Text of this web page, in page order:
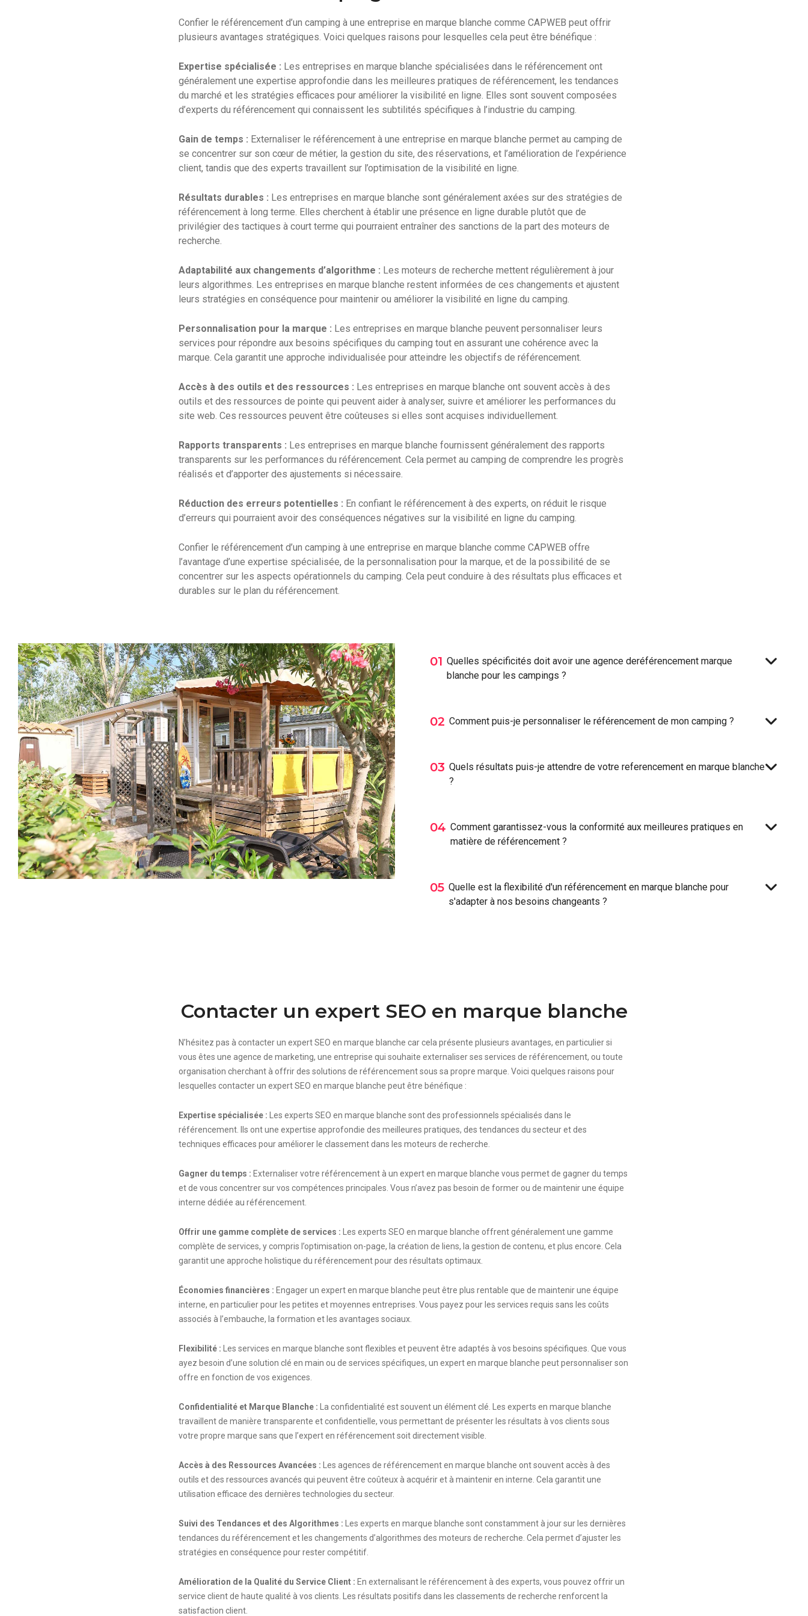
Confier le référencement d’un camping à une entreprise en marque blanche comme CAPWEB peut offrir
plusieurs avantages stratégiques. Voici quelques raisons pour lesquelles cela peut être bénéfique :
Expertise spécialisée : Les entreprises en marque blanche spécialisées dans le référencement ont
généralement une expertise approfondie dans les meilleures pratiques de référencement, les tendances
du marché et les stratégies efficaces pour améliorer la visibilité en ligne. Elles sont souvent composées
d’experts du référencement qui connaissent les subtilités spécifiques à l’industrie du camping.
Gain de temps : Externaliser le référencement à une entreprise en marque blanche permet au camping de
se concentrer sur son cœur de métier, la gestion du site, des réservations, et l’amélioration de l’expérience
client, tandis que des experts travaillent sur l’optimisation de la visibilité en ligne.
Résultats durables : Les entreprises en marque blanche sont généralement axées sur des stratégies de
référencement à long terme. Elles cherchent à établir une présence en ligne durable plutôt que de
privilégier des tactiques à court terme qui pourraient entraîner des sanctions de la part des moteurs de
recherche.
Adaptabilité aux changements d’algorithme : Les moteurs de recherche mettent régulièrement à jour
leurs algorithmes. Les entreprises en marque blanche restent informées de ces changements et ajustent
leurs stratégies en conséquence pour maintenir ou améliorer la visibilité en ligne du camping.
Personnalisation pour la marque : Les entreprises en marque blanche peuvent personnaliser leurs
services pour répondre aux besoins spécifiques du camping tout en assurant une cohérence avec la
marque. Cela garantit une approche individualisée pour atteindre les objectifs de référencement.
Accès à des outils et des ressources : Les entreprises en marque blanche ont souvent accès à des
outils et des ressources de pointe qui peuvent aider à analyser, suivre et améliorer les performances du
site web. Ces ressources peuvent être coûteuses si elles sont acquises individuellement.
Rapports transparents : Les entreprises en marque blanche fournissent généralement des rapports
transparents sur les performances du référencement. Cela permet au camping de comprendre les progrès
réalisés et d’apporter des ajustements si nécessaire.
Réduction des erreurs potentielles : En confiant le référencement à des experts, on réduit le risque
d’erreurs qui pourraient avoir des conséquences négatives sur la visibilité en ligne du camping.
Confier le référencement d’un camping à une entreprise en marque blanche comme CAPWEB offre
l’avantage d’une expertise spécialisée, de la personnalisation pour la marque, et de la possibilité de se
concentrer sur les aspects opérationnels du camping. Cela peut conduire à des résultats plus efficaces et
durables sur le plan du référencement.
01 Quelles spécificités doit avoir une agence deréférencement marque
blanche pour les campings ?
02 Comment puis-je personnaliser le référencement de mon camping ?
03 Quels résultats puis-je attendre de votre referencement en marque blanche
?
04 Comment garantissez-vous la conformité aux meilleures pratiques en
matière de référencement ?
05 Quelle est la flexibilité d'un référencement en marque blanche pour
s'adapter à nos besoins changeants ?
Contacter un expert SEO en marque blanche
N’hésitez pas à contacter un expert SEO en marque blanche car cela présente plusieurs avantages, en particulier si
vous êtes une agence de marketing, une entreprise qui souhaite externaliser ses services de référencement, ou toute
organisation cherchant à offrir des solutions de référencement sous sa propre marque. Voici quelques raisons pour
lesquelles contacter un expert SEO en marque blanche peut être bénéfique :
Expertise spécialisée :
Les experts SEO en marque blanche sont des professionnels spécialisés dans le
référencement. Ils ont une expertise approfondie des meilleures pratiques, des tendances du secteur et des
techniques efficaces pour améliorer le classement dans les moteurs de recherche.
Gagner du temps : Externaliser votre référencement à un expert en marque blanche vous permet de gagner du temps
et de vous concentrer sur vos compétences principales. Vous n’avez pas besoin de former ou de maintenir une équipe
interne dédiée au référencement.
Offrir une gamme complète de services :
Les experts SEO en marque blanche offrent généralement une gamme
complète de services, y compris l’optimisation on-page, la création de liens, la gestion de contenu, et plus encore. Cela
garantit une approche holistique du référencement pour des résultats optimaux.
Économies financières : Engager un expert en marque blanche peut être plus rentable que de maintenir une équipe
interne, en particulier pour les petites et moyennes entreprises. Vous payez pour les services requis sans les coûts
associés à l’embauche, la formation et les avantages sociaux.
Flexibilité :
Les services en marque blanche sont flexibles et peuvent être adaptés à vos besoins spécifiques. Que vous
ayez besoin d’une solution clé en main ou de services spécifiques, un expert en marque blanche peut personnaliser son
offre en fonction de vos exigences.
Confidentialité et Marque Blanche :
La confidentialité est souvent un élément clé. Les experts en marque blanche
travaillent de manière transparente et confidentielle, vous permettant de présenter les résultats à vos clients sous
votre propre marque sans que l’expert en référencement soit directement visible.
Accès à des Ressources Avancées :
Les agences de référencement en marque blanche ont souvent accès à des
outils et des ressources avancés qui peuvent être coûteux à acquérir et à maintenir en interne. Cela garantit une
utilisation efficace des dernières technologies du secteur.
Suivi des Tendances et des Algorithmes :
Les experts en marque blanche sont constamment à jour sur les dernières
tendances du référencement et les changements d’algorithmes des moteurs de recherche. Cela permet d’ajuster les
stratégies en conséquence pour rester compétitif.
Amélioration de la Qualité du Service Client : En externalisant le référencement à des experts, vous pouvez offrir un
service client de haute qualité à vos clients. Les résultats positifs dans les classements de recherche renforcent la
satisfaction client.